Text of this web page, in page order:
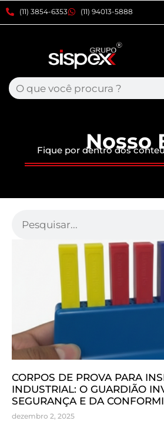
xxxx(11) 3854-6353 (11) 94013-5888
Nosso
Fique por dentro dos
CORPOS DE PROVA PARA
INDUSTRIAL: O GUARDIÃO
SEGURANÇA E DA
dezembro 2, 2025